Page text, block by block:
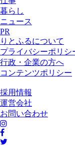
暮らし
ニュース
PR
りとふるについて
プライバシーポリシ
行政・企業の方へ
コンテンツポリシー
採用情報
運営会社
お問い合わせ